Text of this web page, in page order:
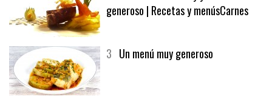
generoso | Recetas y menúsCarnes
3 Un menú muy generoso